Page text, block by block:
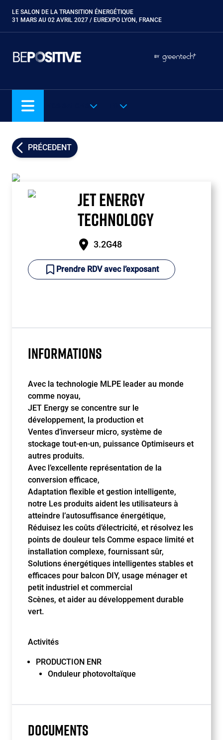
contenu
Paragraphes
LE SALON DE LA TRANSITION ÉNERGÉTIQUE
31 MARS AU 02 AVRIL 2027 / EUREXPO LYON, FRANCE
Paragraphes Paragraphes
BY
Piscine Global
PRÉCEDENT
JET ENERGY
TECHNOLOGY
3.2G48
Prendre RDV avec l’exposant
INFORMATIONS
Avec la technologie MLPE leader au monde
comme noyau,
JET Energy se concentre sur le
développement, la production et
Ventes d’inverseur micro, système de
stockage tout-en-un, puissance Optimiseurs et
autres produits.
Avec l’excellente représentation de la
conversion efficace,
Adaptation flexible et gestion intelligente,
notre Les produits aident les utilisateurs à
atteindre l’autosuffisance énergétique,
Réduisez les coûts d’électricité, et résolvez les
points de douleur tels Comme espace limité et
installation complexe, fournissant sûr,
Solutions énergétiques intelligentes stables et
efficaces pour balcon DIY, usage ménager et
petit industriel et commercial
Scènes, et aider au développement durable
vert.
Activités
PRODUCTION ENR
Onduleur photovoltaïque
DOCUMENTS